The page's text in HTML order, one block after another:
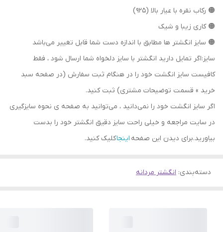
🟠 رکاب نقره با عیار بالا (۹۲۵)
🟠 کاری زیبا و شیک
🟠 سایز انگشتر ها مطابق با اندازه دست شما قابل تغییر می‌باشد
سایز:اگر تمایل دارید انگشتر با سایز دلخواه شما ارسال شود ، فقط
کافیست سایز انگشت خود را در هنگام ثبت سفارش (در صفحه سبد
خرید » قسمت توضیحات مشتری) ثبت کنید.
اگر سایز انگشت خود را نمی‌دانید ، می‌توانید به صفحه ی نحوه سایزگیری
در سایت مراجعه و خیلی راحت سایز دقیق انگشتر خود را بدست
بیاورید.برای دیدن این صفحه اینجاکلیک کنید.
دسته‌بندی: انگشتر مردانه